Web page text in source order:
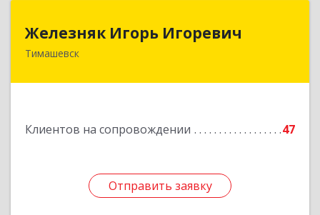
Железняк Игорь Игоревич
Тимашевск
Клиентов на сопровождении 47
Отправить заявку
352700, Краснодарский край, Тимашевский р-н,
Отправить заявку